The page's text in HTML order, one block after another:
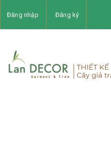
Đăng nhập Đăng ký